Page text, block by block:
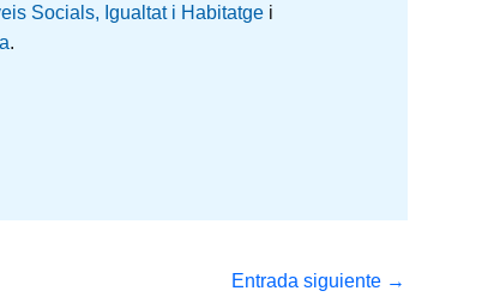
Socials, Igualtat i Habitatgei
.
Entrada siguiente →